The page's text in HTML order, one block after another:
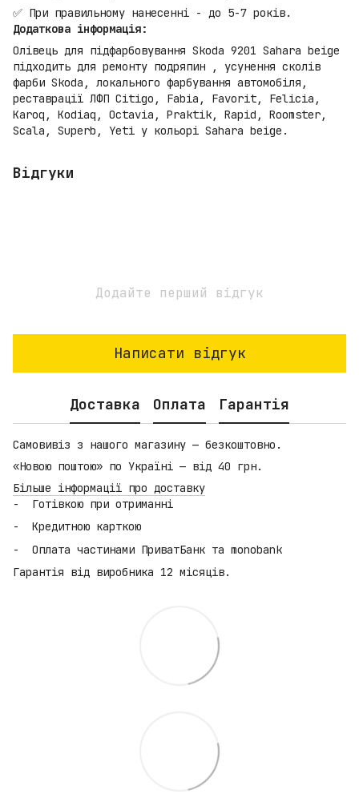
✅ При правильному нанесенні - до 5-7 років.
Додаткова інформація:
Олівець для підфарбовування Skoda 9201 Sahara beige
підходить для ремонту подряпин , усунення сколів
фарби Skoda, локального фарбування автомобіля,
реставрації ЛФП Citigo, Fabia, Favorit, Felicia,
Karoq, Kodiaq, Octavia, Praktik, Rapid, Roomster,
Scala, Superb, Yeti у кольорі Sahara beige.
Відгуки
Додайте перший відгук
Написати відгук
Доставка Оплата Гарантія
Самовивіз з нашого магазину — безкоштовно.
«Новою поштою» по Україні — від 40 грн.
Більше інформації про доставку
Готівкою при отриманні
Кредитною карткою
Оплата частинами ПриватБанк та monobank
Гарантія від виробника 12 місяців.